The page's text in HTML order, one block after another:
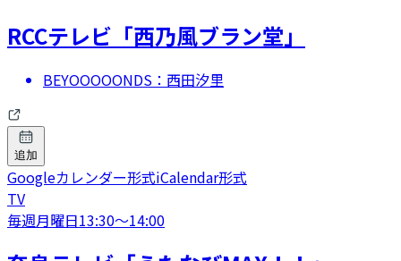
RCCテレビ「西乃風ブラン堂」
BEYOOOOONDS：西田汐里
追加
Googleカレンダー形式iCalendar形式
TV
毎週月曜日13:30〜14:00